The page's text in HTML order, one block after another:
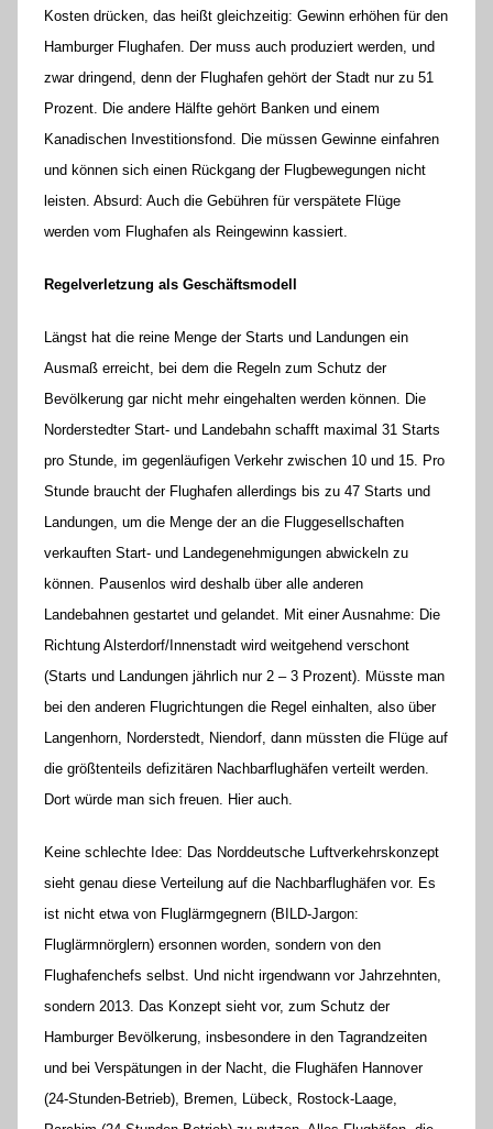
Kosten drücken, das heißt gleichzeitig: Gewinn erhöhen für den
Hamburger Flughafen. Der muss auch produziert werden, und
zwar dringend, denn der Flughafen gehört der Stadt nur zu 51
Prozent. Die andere Hälfte gehört Banken und einem
Kanadischen Investitionsfond. Die müssen Gewinne einfahren
und können sich einen Rückgang der Flugbewegungen nicht
leisten. Absurd: Auch die Gebühren für verspätete Flüge
werden vom Flughafen als Reingewinn kassiert.
Regelverletzung als Geschäftsmodell
Längst hat die reine Menge der Starts und Landungen ein
Ausmaß erreicht, bei dem die Regeln zum Schutz der
Bevölkerung gar nicht mehr eingehalten werden können. Die
Norderstedter Start- und Landebahn schafft maximal 31 Starts
pro Stunde, im gegenläufigen Verkehr zwischen 10 und 15. Pro
Stunde braucht der Flughafen allerdings bis zu 47 Starts und
Landungen, um die Menge der an die Fluggesellschaften
verkauften Start- und Landegenehmigungen abwickeln zu
können. Pausenlos wird deshalb über alle anderen
Landebahnen gestartet und gelandet. Mit einer Ausnahme: Die
Richtung Alsterdorf/Innenstadt wird weitgehend verschont
(Starts und Landungen jährlich nur 2 – 3 Prozent). Müsste man
bei den anderen Flugrichtungen die Regel einhalten, also über
Langenhorn, Norderstedt, Niendorf, dann müssten die Flüge auf
die größtenteils defizitären Nachbarflughäfen verteilt werden.
Dort würde man sich freuen. Hier auch.
Keine schlechte Idee: Das Norddeutsche Luftverkehrskonzept
sieht genau diese Verteilung auf die Nachbarflughäfen vor. Es
ist nicht etwa von Fluglärmgegnern (BILD-Jargon:
Fluglärmnörglern) ersonnen worden, sondern von den
Flughafenchefs selbst. Und nicht irgendwann vor Jahrzehnten,
sondern 2013. Das Konzept sieht vor, zum Schutz der
Hamburger Bevölkerung, insbesondere in den Tagrandzeiten
und bei Verspätungen in der Nacht, die Flughäfen Hannover
(24-Stunden-Betrieb), Bremen, Lübeck, Rostock-Laage,